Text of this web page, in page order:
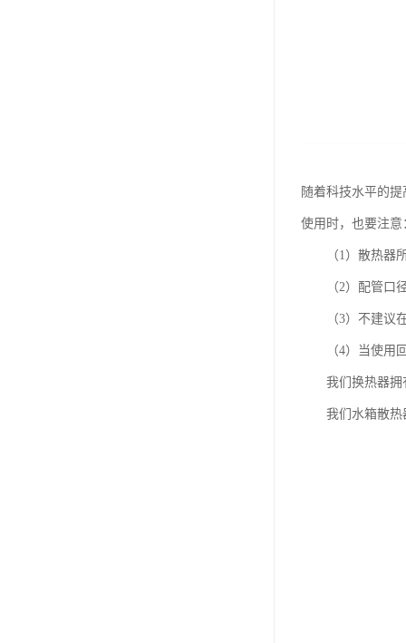
随着科技水平的
使用时，也要注意
（1）散热器所
（2）配管口径
（3）不建议在
（4）当使用回
我们换热器拥有
我们水箱散热器